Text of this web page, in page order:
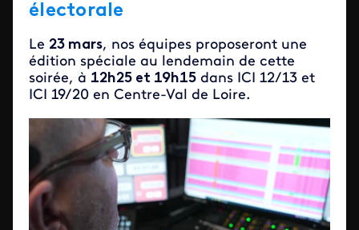
électorale
Le 23 mars, nos équipes proposeront une
édition spéciale au lendemain de cette
soirée, à 12h25 et 19h15 dans ICI 12/13 et
ICI 19/20 en Centre-Val de Loire.